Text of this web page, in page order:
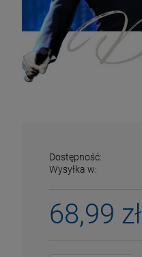
Dostępność:
Wysyłka w:
68,99 zł